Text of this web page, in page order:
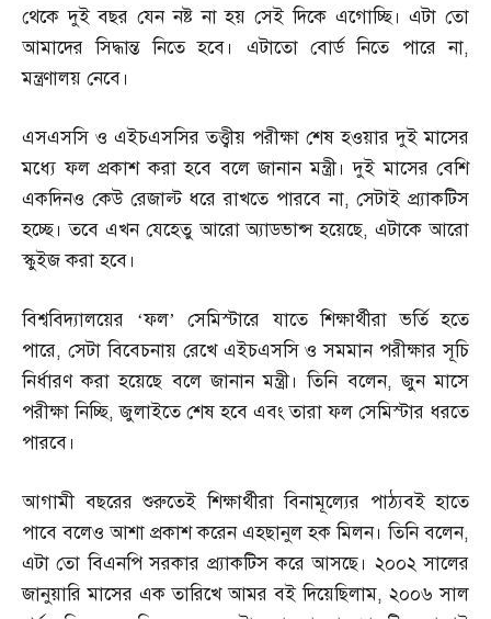
থেকে দুই বছর যেন নষ্ট না হয় সেই দিকে এগোচ্ছি। এটা তো
আমাদের সিদ্ধান্ত নিতে হবে। এটাতো বোর্ড নিতে পারে না,
মন্ত্রণালয় নেবে।
এসএসসি ও এইচএসসির তত্ত্বীয় পরীক্ষা শেষ হওয়ার দুই মাসের
মধ্যে ফল প্রকাশ করা হবে বলে জানান মন্ত্রী। দুই মাসের বেশি
একদিনও কেউ রেজাল্ট ধরে রাখতে পারবে না,সেটাই প্র্যাকটিস
হচ্ছে। তবে এখন যেহেতু আরো অ্যাডভান্স হয়েছে,এটাকে আরো
স্কুইজ করা হবে।
বিশ্ববিদ্যালয়ের ‘ফল’ সেমিস্টারে যাতে শিক্ষার্থীরা ভর্তি হতে
পারে, সেটা বিবেচনায় রেখে এইচএসসি ও সমমান পরীক্ষার সূচি
নির্ধারণ করা হয়েছে বলে জানান মন্ত্রী। তিনি বলেন,জুন মাসে
পরীক্ষা নিচ্ছি,জুলাইতে শেষ হবে এবং তারা ফল সেমিস্টার ধরতে
পারবে।
আগামী বছরের শুরুতেই শিক্ষার্থীরা বিনামূল্যের পাঠ্যবই হাতে
পাবে বলেও আশা প্রকাশ করেন এহছানুল হক মিলন। তিনি বলেন,
এটা তো বিএনপি সরকার প্র্যাকটিস করে আসছে। ২০০২ সালের
জানুয়ারি মাসের এক তারিখে আমর বই দিয়েছিলাম, ২০০৬ সাল